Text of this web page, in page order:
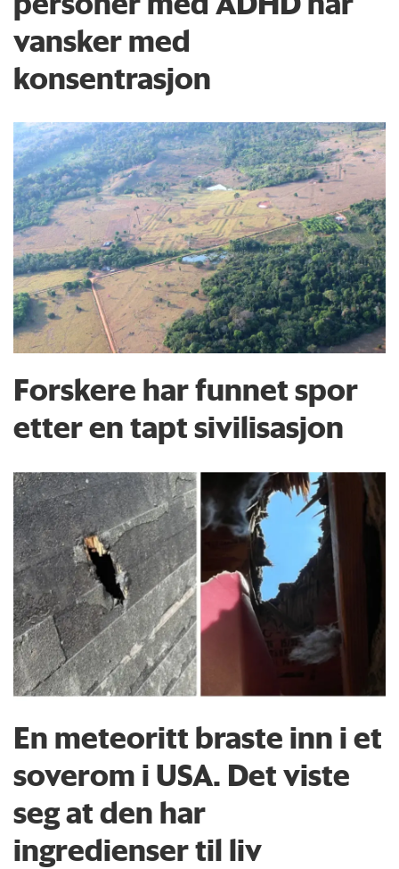
vansker med
konsentrasjon
Forskere har funnet spor
etter en tapt sivilisasjon
En meteoritt braste inn i et
soverom i USA. Det viste
seg at den har
ingredienser til liv